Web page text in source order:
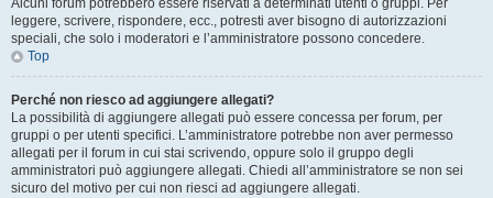
Alcuni forum potrebbero essere riservati a determinati utenti o gruppi. Per
leggere, scrivere, rispondere, ecc., potresti aver bisogno di autorizzazioni
speciali, che solo i moderatori e l’amministratore possono concedere.
Top
Perché non riesco ad aggiungere allegati?
La possibilità di aggiungere allegati può essere concessa per forum, per
gruppi o per utenti specifici. L’amministratore potrebbe non aver permesso
allegati per il forum in cui stai scrivendo, oppure solo il gruppo degli
amministratori può aggiungere allegati. Chiedi all’amministratore se non sei
sicuro del motivo per cui non riesci ad aggiungere allegati.